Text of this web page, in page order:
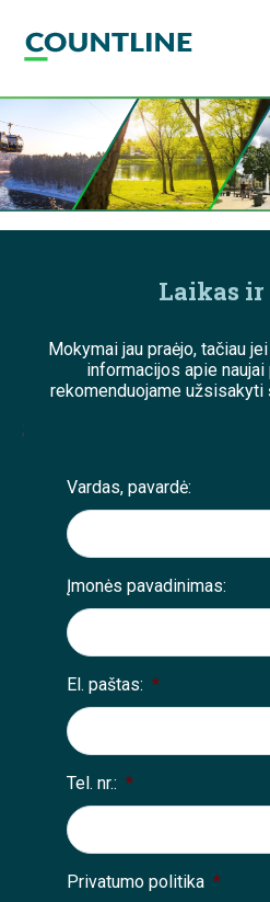
Laikas
Mokymai jau praėjo, tačiau
informacijos apie
rekomenduojame
;
Vardas, pavardė:
Įmonės pavadinimas:
El. paštas: *
Tel. nr.: *
Privatumo politika *